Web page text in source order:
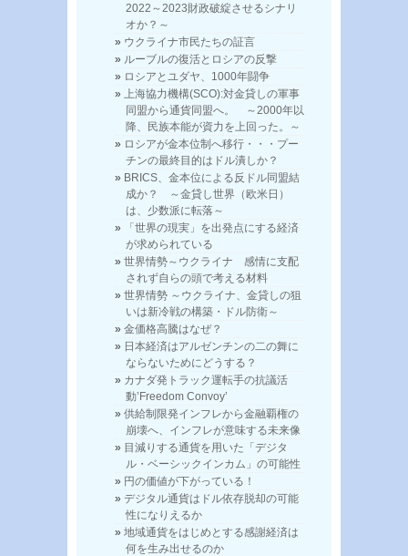
2022～2023財政破綻させるシナリ
オか？～
ウクライナ市民たちの証言
ルーブルの復活とロシアの反撃
ロシアとユダヤ、1000年闘争
上海協力機構(SCO):対金貸しの軍事
同盟から通貨同盟へ。 ～2000年以
降、民族本能が資力を上回った。～
ロシアが金本位制へ移行・・・プー
チンの最終目的はドル潰しか？
BRICS、金本位による反ドル同盟結
成か？ ～金貸し世界（欧米日）
は、少数派に転落～
「世界の現実」を出発点にする経済
が求められている
世界情勢～ウクライナ 感情に支配
されず自らの頭で考える材料
世界情勢 ～ウクライナ、金貸しの狙
いは新冷戦の構築・ドル防衛～
金価格高騰はなぜ？
日本経済はアルゼンチンの二の舞に
ならないためにどうする？
カナダ発トラック運転手の抗議活
動’Freedom Convoy’
供給制限発インフレから金融覇権の
崩壊へ、インフレが意味する未来像
目減りする通貨を用いた「デジタ
ル・ベーシックインカム」の可能性
円の価値が下がっている！
デジタル通貨はドル依存脱却の可能
性になりえるか
地域通貨をはじめとする感謝経済は
何を生み出せるのか